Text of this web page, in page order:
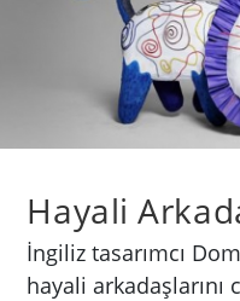
Hayali
İngiliz tasarımcı
hayali arkadaşlarını